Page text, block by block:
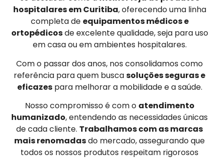
hospitalares em Curitiba, oferecendo uma linha
completa de equipamentos médicos e
ortopédicosde excelente qualidade, seja para uso
em casa ou em ambientes hospitalares.
Com o passar dos anos, nos consolidamos como
referência para quem buscasoluções seguras e
eficazespara melhorar a mobilidade e a saúde.
Nosso compromisso é com o atendimento
humanizado, entendendo as necessidades únicas
de cada cliente. Trabalhamos com as marcas
mais renomadasdo mercado, assegurando que
todos os nossos produtos respeitam rigorosos